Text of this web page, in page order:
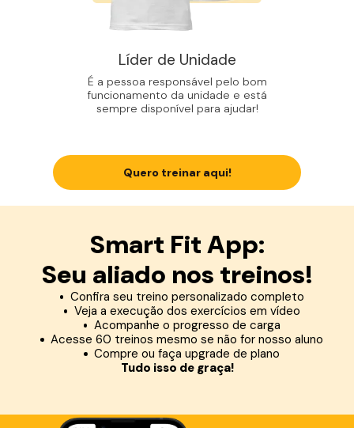
Líder de Unidade
É a pessoa responsável pelo bom
funcionamento da unidade e está
sempre disponível para ajudar!
Quero treinar aqui!
Smart Fit App:
Seu aliado nos treinos!
Confira seu treino personalizado completo
Veja a execução dos exercícios em vídeo
Acompanhe o progresso de carga
Acesse 60 treinos mesmo se não for nosso aluno
Compre ou faça upgrade de plano
Tudo isso de graça!